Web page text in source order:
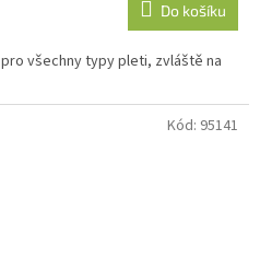
Do košíku
všechny typy pleti, zvláště na
Kód: 95141